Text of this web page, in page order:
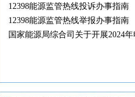
12398能源监管热线投诉办事指南
12398能源监管热线举报办事指南
国家能源局综合司关于开展2024